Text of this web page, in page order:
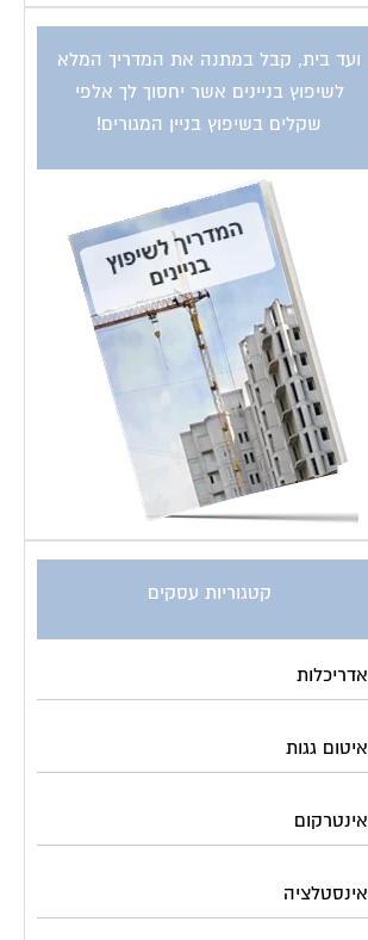
ועד בית, קבל במתנה את המדריך המלא
לשיפוץ בניינים אשר יחסוך לך אלפי
שקלים בשיפוץ בניין המגורים!
קטגוריות עסקים
אדריכלות
איטום גגות
אינטרקום
אינסטלציה